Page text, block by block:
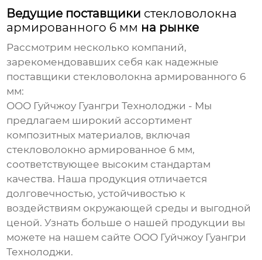
Ведущие поставщики стекловолокна
армированного 6 мм на рынке
Рассмотрим несколько компаний,
зарекомендовавших себя как надежные
поставщики стекловолокна армированного 6
мм:
ООО Гуйчжоу Гуангри Технолоджи - Мы
предлагаем широкий ассортимент
композитных материалов, включая
стекловолокно армированное 6 мм,
соответствующее высоким стандартам
качества. Наша продукция отличается
долговечностью, устойчивостью к
воздействиям окружающей среды и выгодной
ценой. Узнать больше о нашей продукции вы
можете на нашем сайте ООО Гуйчжоу Гуангри
Технолоджи.